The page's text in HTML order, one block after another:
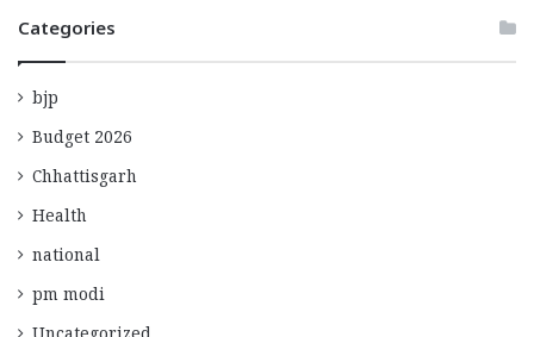
Categories
bjp
Budget 2026
Chhattisgarh
Health
national
pm modi